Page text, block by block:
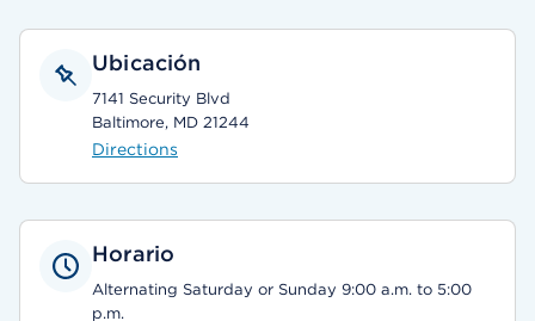
Ubicación
7141 Security Blvd
Baltimore, MD 21244
Directions
Horario
Alternating Saturday or Sunday 9:00 a.m. to 5:00
p.m.